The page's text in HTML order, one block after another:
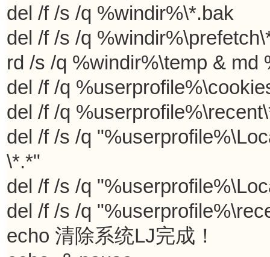
del /f /s /q %windir%\*.bak
del /f /s /q
rd /s /q %windir%\temp & md
del /f /q
del /f /q
del /f /s /q
\*.*"
del /f /s /q
del /f /s /q
echo 清除系统LJ完成！